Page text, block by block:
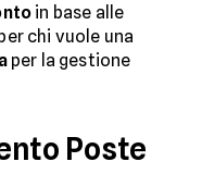
in base alle
chi vuole una
per la gestione
Poste